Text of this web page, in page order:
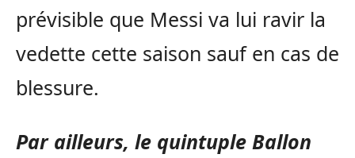
prévisible que Messi va lui ravir la
vedette cette saison sauf en cas de
blessure.
Par ailleurs, le quintuple Ballon